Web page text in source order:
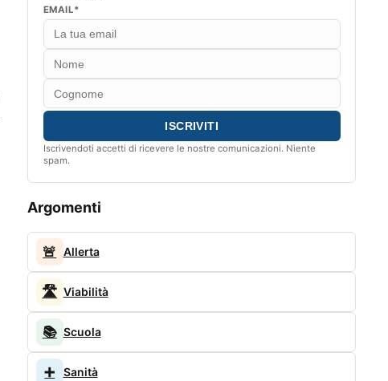
EMAIL*
Iscrivendoti accetti di ricevere le nostre comunicazioni. Niente
spam.
Argomenti
🚨 Allerta
🛣️ Viabilità
📚 Scuola
➕ Sanità